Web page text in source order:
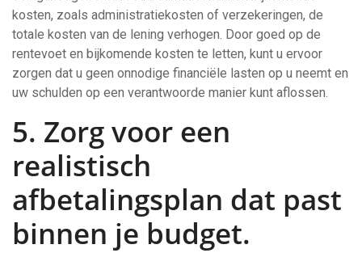
kosten, zoals administratiekosten of verzekeringen, de
totale kosten van de lening verhogen. Door goed op de
rentevoet en bijkomende kosten te letten, kunt u ervoor
zorgen dat u geen onnodige financiële lasten op u neemt en
uw schulden op een verantwoorde manier kunt aflossen.
5. Zorg voor een
realistisch
afbetalingsplan dat past
binnen je budget.